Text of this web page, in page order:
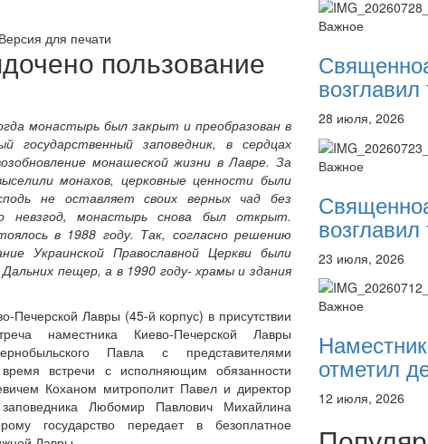
12 сентября 2015
12 сентября 2015
12 сентября 2015
12 сентября 2015
12 сентября 2015
12 сентября 2015
12 сентября 2015
Перейти к архиву
Версия для печати
пользование
монастырь был закрыт и преобразован в
государственный заповедник, в сердцах
монашеской жизни в Лавре. За
монахов, церковные ценности были
не оставляет своих верных чад без
невзгод, монастырь снова был открыт.
в 1988 году. Так, согласно решению
Украинской Православной Церкви были
пещер, а в 1990 году- храмы и здания
Печерской Лавры (45-й корпус) в присутствии
наместника Киево-Печерской Лавры
Павла с представителями
встречи с исполняющим обязанности
Коханом митрополит Павел и директор
заповедника Любомир Павлович Михайлина
государство передает в безоплатное
Важное
28 июля, 2026
Важное
23 июля, 2026
Важное
отметил
12 июля, 2026